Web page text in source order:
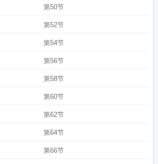
第50节
第52节
第54节
第56节
第58节
第60节
第62节
第64节
第66节